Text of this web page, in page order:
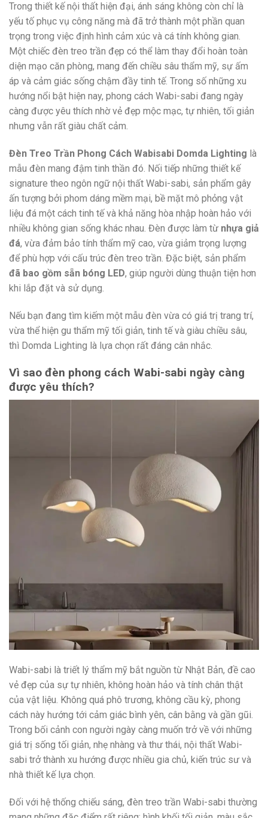
Trong thiết kế nội thất hiện đại, ánh sáng không còn chỉ là
yếu tố phục vụ công năng mà đã trở thành một phần quan
trọng trong việc định hình cảm xúc và cá tính không gian.
Một chiếc đèn treo trần đẹp có thể làm thay đổi hoàn toàn
diện mạo căn phòng, mang đến chiều sâu thẩm mỹ, sự ấm
áp và cảm giác sống chậm đầy tinh tế. Trong số những xu
hướng nổi bật hiện nay, phong cách Wabi-sabi đang ngày
càng được yêu thích nhờ vẻ đẹp mộc mạc, tự nhiên, tối giản
nhưng vẫn rất giàu chất cảm.
Đèn Treo Trần Phong Cách Wabisabi Domda Lighting là
mẫu đèn mang đậm tinh thần đó. Nối tiếp những thiết kế
signature theo ngôn ngữ nội thất Wabi-sabi, sản phẩm gây
ấn tượng bởi phom dáng mềm mại, bề mặt mô phỏng vật
liệu đá một cách tinh tế và khả năng hòa nhập hoàn hảo với
nhiều không gian sống khác nhau. Đèn được làm từ nhựa giả
đá, vừa đảm bảo tính thẩm mỹ cao, vừa giảm trọng lượng
để phù hợp với cấu trúc đèn treo trần. Đặc biệt, sản phẩm
đã bao gồm sẵn bóng LED, giúp người dùng thuận tiện hơn
khi lắp đặt và sử dụng.
Nếu bạn đang tìm kiếm một mẫu đèn vừa có giá trị trang trí,
vừa thể hiện gu thẩm mỹ tối giản, tinh tế và giàu chiều sâu,
thì Domda Lighting là lựa chọn rất đáng cân nhắc.
Vì sao đèn phong cách Wabi-sabi ngày càng
được yêu thích?
Wabi-sabi là triết lý thẩm mỹ bắt nguồn từ Nhật Bản, đề cao
vẻ đẹp của sự tự nhiên, không hoàn hảo và tính chân thật
của vật liệu. Không quá phô trương, không cầu kỳ, phong
cách này hướng tới cảm giác bình yên, cân bằng và gần gũi.
Trong bối cảnh con người ngày càng muốn trở về với những
giá trị sống tối giản, nhẹ nhàng và thư thái, nội thất Wabi-
sabi trở thành xu hướng được nhiều gia chủ, kiến trúc sư và
nhà thiết kế lựa chọn.
Đối với hệ thống chiếu sáng, đèn treo trần Wabi-sabi thường